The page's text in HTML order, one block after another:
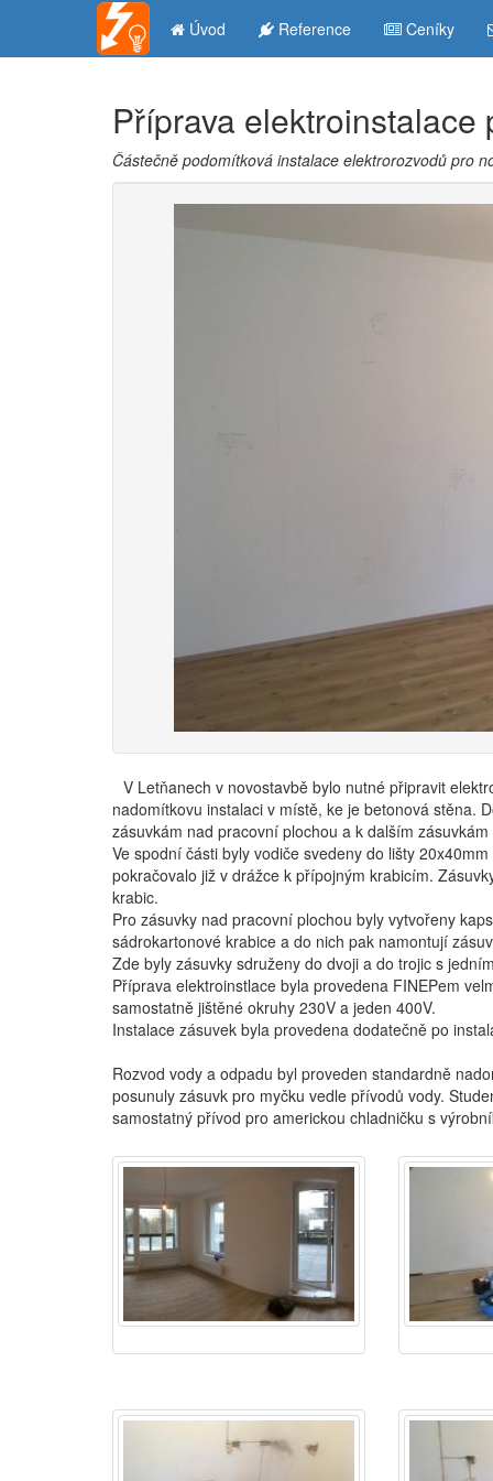
Úvod Reference Ceníky
Příprava elektroinstalace
Částečně podomítková instalace elektrorozvodů pro
V Letňanech v novostavbě bylo nutné připravit
nadomítkovu instalaci v místě, ke je betonová stěna.
zásuvkám nad pracovní plochou a k dalším
Ve spodní části byly vodiče svedeny do lišty
pokračovalo již v drážce k přípojným krabicím.
krabic.
Pro zásuvky nad pracovní plochou byly vytvořeny
sádrokartonové krabice a do nich pak namontují
Zde byly zásuvky sdruženy do dvoji a do trojic s
Příprava elektroinstlace byla provedena FINEPem
samostatně jištěné okruhy 230V a jeden 400V.
Instalace zásuvek byla provedena dodatečně po
Rozvod vody a odpadu byl proveden standardně
posunuly zásuvk pro myčku vedle přívodů vody.
samostatný přívod pro americkou chladničku s